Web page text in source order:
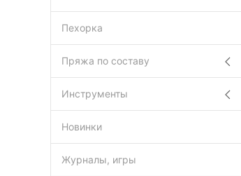
Пехорка
Пряжа по составу
Инструменты
Новинки
Журналы, игры